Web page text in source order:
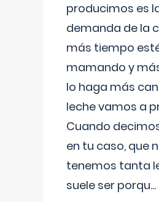
producimos es
demanda de la
más tiempo
mamando y
lo haga más
leche vamos a
Cuando
en tu caso, que
tenemos tanta
suele ser porqu...